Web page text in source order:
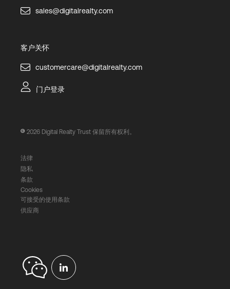
sales@digitalrealty.com
客户关怀
customercare@digitalrealty.com
门户登录
2026 Digital Realty Trust 保留所有权利。
法律
隐私
条款
Cookies
可接受的使用条款
供应商